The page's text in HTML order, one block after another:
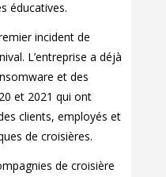
éducatives.
incident de
L’entreprise a déjà
et des
et 2021 qui ont
clients, employés et
de croisières.
de croisière